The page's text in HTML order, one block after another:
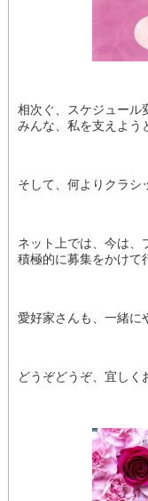
相次ぐ、スケジュール
みんな、私を支えよう
そして、何よりクラシ
ネット上では、今は、
積極的に募集をかけて
愛好家さんも、一緒に
どうぞどうぞ、宜しく